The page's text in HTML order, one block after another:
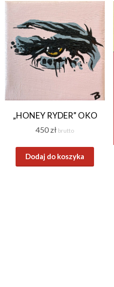
„HONEY RYDER” OKO
450 zł brutto
Dodaj do koszyka